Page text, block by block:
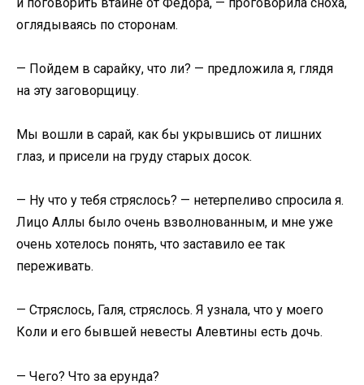
оглядываясь по сторонам.
— Пойдем в сарайку, что ли? — предложила я, глядя
на эту заговорщицу.
Мы вошли в сарай, как бы укрывшись от лишних
глаз, и присели на груду старых досок.
— Ну что у тебя стряслось? — нетерпеливо спросила я.
Лицо Аллы было очень взволнованным, и мне уже
очень хотелось понять, что заставило ее так
переживать.
— Стряслось, Галя, стряслось. Я узнала, что у моего
Коли и его бывшей невесты Алевтины есть дочь.
— Чего? Что за ерунда?